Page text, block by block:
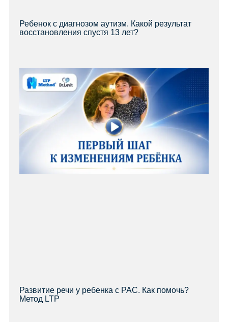
Ребенок с диагнозом аутизм. Какой результат
восстановления спустя 13 лет?
Развитие речи у ребенка с РАС. Как помочь?
Метод LTP